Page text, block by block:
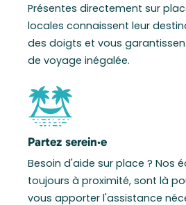
Présentes directement sur
locales connaissent leur
des doigts et vous
de voyage inégalée.
Partez serein·e
Besoin d'aide sur place ? Nos
toujours à proximité, sont là
vous apporter l'assistance